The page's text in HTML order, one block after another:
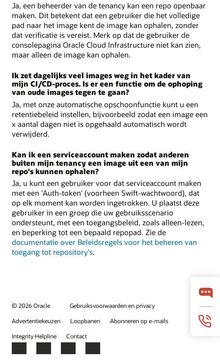
Ja, een beheerder van de tenancy kan een repo openbaar
maken. Dit betekent dat een gebruiker die het volledige
pad naar het image kent de image kan ophalen, zonder
dat verificatie is vereist. Merk op dat de gebruiker de
consolepagina Oracle Cloud Infrastructure niet kan zien,
maar alleen de image kan ophalen.
Ik zet dagelijks veel images weg in het kader van
mijn CI/CD-proces. Is er een functie om de ophoping
van oude images tegen te gaan?
Ja, met onze automatische opschoonfunctie kunt u een
retentiebeleid instellen, bijvoorbeeld zodat een image een
x aantal dagen niet is opgehaald automatisch wordt
verwijderd.
Kan ik een serviceaccount maken zodat anderen
buiten mijn tenancy een image uit een van mijn
repo's kunnen ophalen?
Ja, u kunt een gebruiker voor dat serviceaccount maken
met een 'Auth-token' (voorheen Swift-wachtwoord), dat
op elk moment kan worden ingetrokken. U plaatst deze
gebruiker in een groep die uw gebruiksscenario
ondersteunt, met een toegangsbeleid, zoals alleen-lezen,
en beperking tot een bepaald repopad. Zie de
documentatie over Beleidsregels voor het beheren van
toegang tot repository's.
© 2026 Oracle
Gebruiksvoorwaarden en privacy
Advertentiekeuzen
Loopbanen
Abonneren op e-mails
Integrity Helpline
Contact
Facebook
X LinkedInYouTube